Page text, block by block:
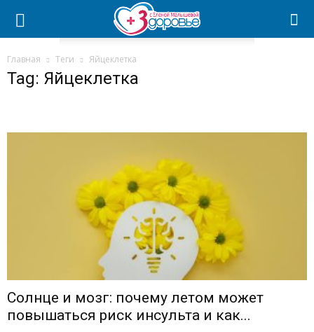
Главная Теги Яйцеклетка
Tag: Яйцеклетка
Солнце и мозг: почему летом может
повышаться риск инсульта и как...